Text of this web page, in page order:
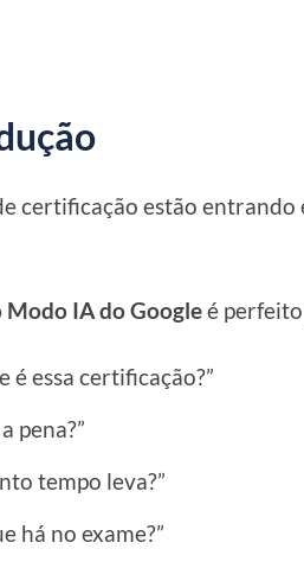
certificação estão
Modo IA do Googleé
é essa certificação?”
pena?”
tempo leva?”
há no exame?”